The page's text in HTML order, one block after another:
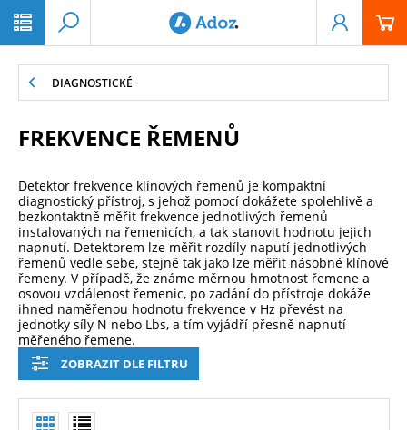
DIAGNOSTICKÉ
FREKVENCE ŘEMENŮ
Detektor frekvence klínových řemenů je kompaktní
diagnostický přístroj, s jehož pomocí dokážete spolehlivě a
bezkontaktně měřit frekvence jednotlivých řemenů
instalovaných na řemenicích, a tak stanovit hodnotu jejich
napnutí. Detektorem lze měřit rozdíly naputí jednotlivých
řemenů vedle sebe, stejně tak jako lze měřit násobné klínové
řemeny. V případě, že známe měrnou hmotnost řemene a
osovou vzdálenost řemenic, po zadání do přístroje dokáže
ihned naměřenou hodnotu frekvence v Hz převést na
jednotky síly N nebo Lbs, a tím vyjádří přesně napnutí
měřeného řemene.
ZOBRAZIT DLE FILTRU